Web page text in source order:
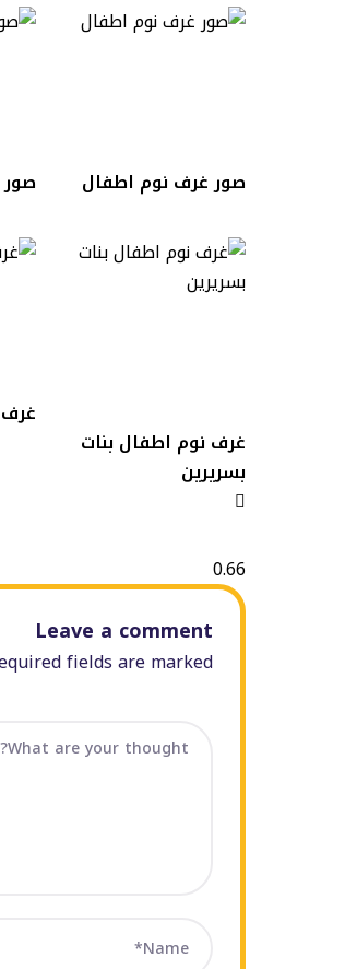
صور غرف نوم اطفال
غرف نوم اطفال بنات
بسريرين
Leave a comment
fields are marked *